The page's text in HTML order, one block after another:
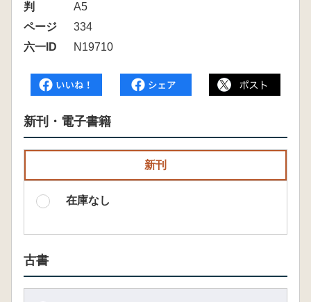
判
A5
ページ
334
六一ID
N19710
新刊・電子書籍
新刊
在庫なし
古書